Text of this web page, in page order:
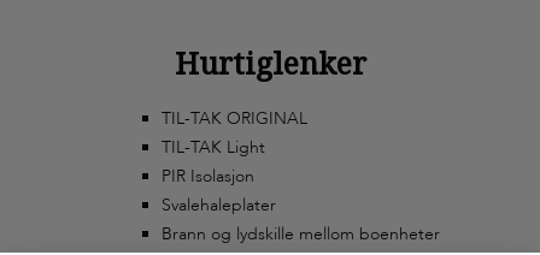
Hurtiglenker
TIL-TAK ORIGINAL
TIL-TAK Light
PIR Isolasjon
Svalehaleplater
Brann og lydskille mellom boenheter